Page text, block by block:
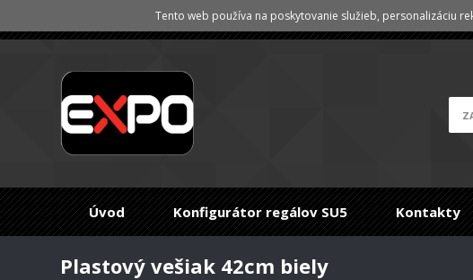
Úvod Konfigurátor regálov SU5 Kontakty
Plastový vešiak 42cm biely
Tento web používa na poskytovanie služieb, personalizáciu